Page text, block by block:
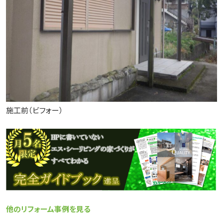
施工前（ビフォー）
他のリフォーム事例を見る